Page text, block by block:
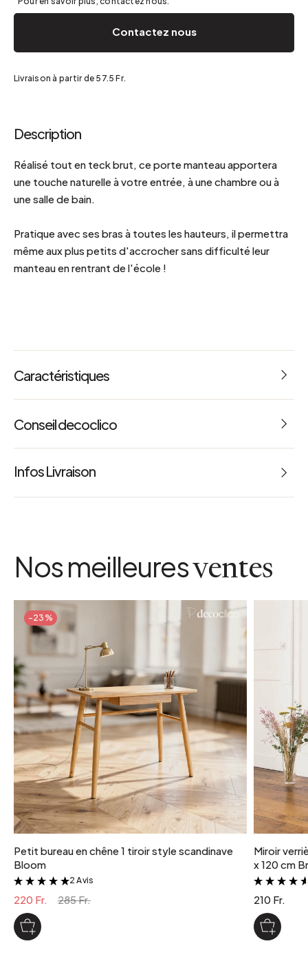
Contactez nous
Livraison à partir de 57.5 Fr.
Description
Réalisé tout en teck brut, ce porte manteau apportera
une touche naturelle à votre entrée, à une chambre ou à
une salle de bain.
Pratique avec ses bras à toutes les hauteurs, il permettra
même aux plus petits d'accrocher sans difficulté leur
manteau en rentrant de l'école !
Caractéristiques
Conseil decoclico
Infos Livraison
Nos meilleuresventes
-23%
Petit bureau en chêne 1 tiroir style scandinave
Bloom
&
2 Avis
220 Fr. 285 Fr.
Miroir
x 120 cm
210 Fr.